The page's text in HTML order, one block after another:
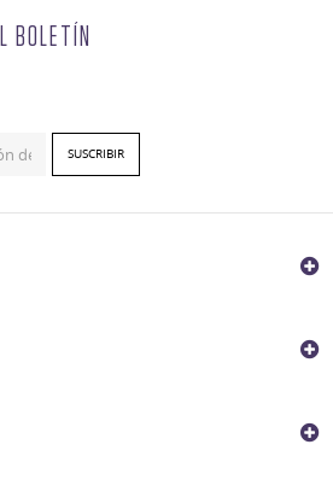
BOLETÍN